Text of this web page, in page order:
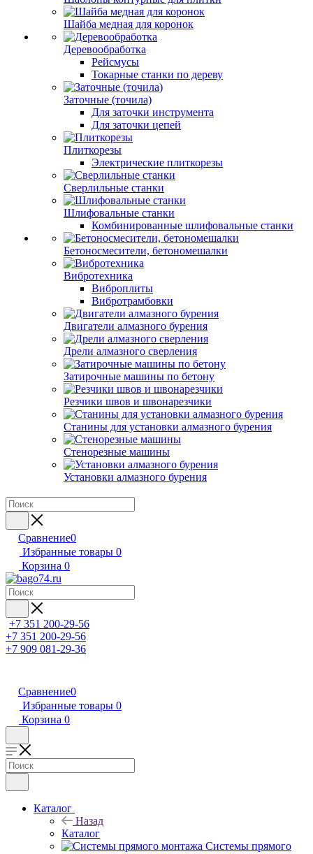
Шайба медная для коронок
Деревообработка
Рейсмусы
Токарные станки по дереву
Заточные (точила)
Для заточки инструмента
Для заточки цепей
Плиткорезы
Электрические плиткорезы
Сверлильные станки
Шлифовальные станки
Комбинированные шлифовальные станки
Бетоносмесители, бетономешалки
Вибротехника
Виброплиты
Вибротрамбовки
Двигатели алмазного бурения
Дрели алмазного сверления
Затирочные машины по бетону
Резчики швов и швонарезчики
Станины для установки алмазного бурения
Стенорезные машины
Установки алмазного бурения
Сравнение0
Избранные товары 0
Корзина 0
+7 351 200-29-56
+7 351 200-29-56
+7 909 081-29-36
Сравнение0
Избранные товары 0
Корзина 0
Каталог
Назад
Каталог
Системы прямого